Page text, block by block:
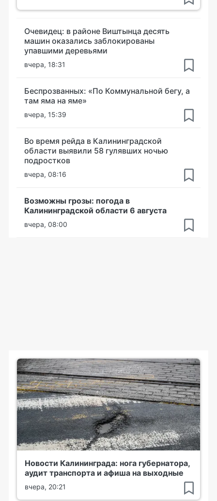
Очевидец: в районе Виштынца десять
машин оказались заблокированы
упавшими деревьями
вчера, 18:31
Беспрозванных: «По Коммунальной бегу, а
там яма на яме»
вчера, 15:39
Во время рейда в Калининградской
области выявили 58 гулявших ночью
подростков
вчера, 08:16
Возможны грозы: погода в
Калининградской области 6 августа
вчера, 08:00
Новости Калининграда: нога губернатора,
аудит транспорта и афиша на выходные
вчера, 20:21